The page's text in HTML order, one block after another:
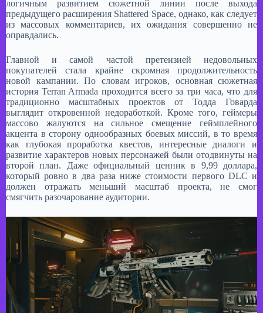
логичным развитием сюжетной линии после выхода
предыдущего расширения Shattered Space, однако, как следует
из массовых комментариев, их ожидания совершенно не
оправдались.
​Главной и самой частой претензией недовольных
покупателей стала крайне скромная продолжительность
новой кампании. По словам игроков, основная сюжетная
история Terran Armada проходится всего за три часа, что для
традиционно масштабных проектов от Тодда Говарда
выглядит откровенной недоработкой. Кроме того, геймеры
массово жалуются на сильное смещение геймплейного
акцента в сторону однообразных боевых миссий, в то время
как глубокая проработка квестов, интересные диалоги и
развитие характеров новых персонажей были отодвинуты на
второй план. Даже официальный ценник в 9,99 доллара,
который ровно в два раза ниже стоимости первого DLC и
должен отражать меньший масштаб проекта, не смог
смягчить разочарование аудитории.​